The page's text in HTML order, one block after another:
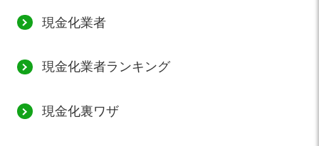
現金化業者
現金化業者ランキング
現金化裏ワザ